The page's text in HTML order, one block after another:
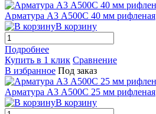
Арматура А3 А500С 40 мм рифленая
В корзину
Подробнее
Купить в 1 клик Сравнение
В избранное Под заказ
Арматура А3 А500С 25 мм рифленая
В корзину